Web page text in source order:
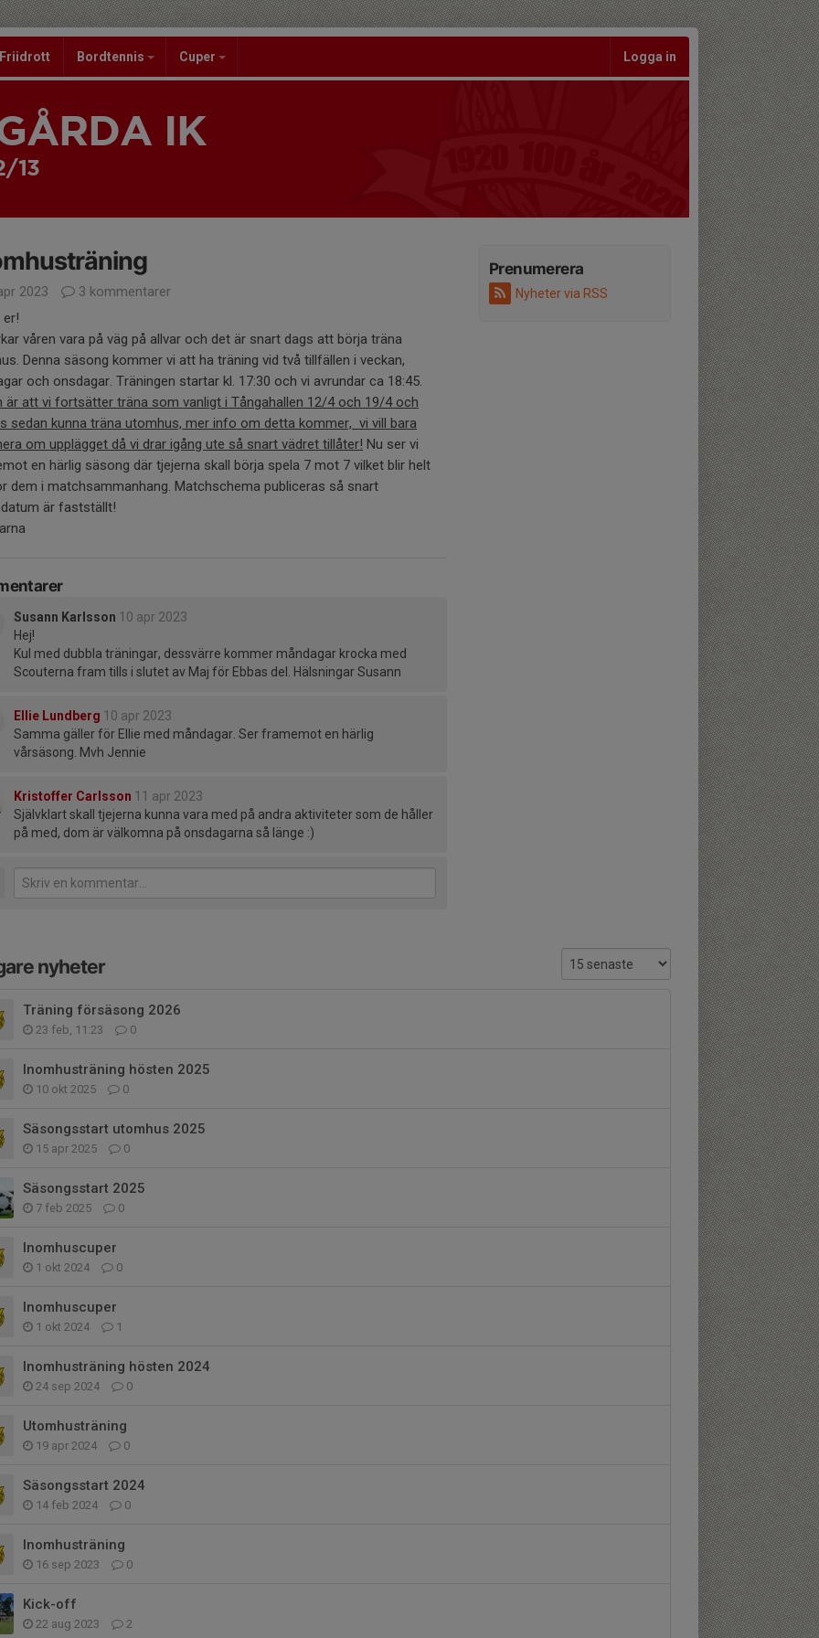
Friidrott Bordtennis Cuper Logga in
IK
13
Prenumerera
Nyheter via RSS
2023
3 kommentarer
er!
våren vara på väg på allvar och det är snart dags att börja träna
Denna säsong kommer vi att ha träning vid två tillfällen i veckan,
och onsdagar. Träningen startar kl. 17:30 och vi avrundar ca 18:45.
är att vi fortsätter träna som vanligt i Tångahallen 12/4 och 19/4 och
sedan kunna träna utomhus, mer info om detta kommer, vi vill bara
om upplägget då vi drar igång ute så snart vädret tillåter! Nu ser vi
en härlig säsong där tjejerna skall börja spela 7 mot 7 vilket blir helt
dem i matchsammanhang. Matchschema publiceras så snart
är fastställt!
Susann Karlsson 10 apr 2023
Hej!
Kul med dubbla träningar, dessvärre kommer måndagar krocka med
Scouterna fram tills i slutet av Maj för Ebbas del. Hälsningar Susann
Ellie Lundberg 10 apr 2023
Samma gäller för Ellie med måndagar. Ser framemot en härlig
vårsäsong. Mvh Jennie
Kristoffer Carlsson 11 apr 2023
Självklart skall tjejerna kunna vara med på andra aktiviteter som de håller
på med, dom är välkomna på onsdagarna så länge :)
nyheter
Träning försäsong 2026
23 feb, 11:23 0
Inomhusträning hösten 2025
10 okt 2025 0
Säsongsstart utomhus 2025
15 apr 2025 0
Säsongsstart 2025
7 feb 2025 0
Inomhuscuper
1 okt 2024 0
Inomhuscuper
1 okt 2024 1
Inomhusträning hösten 2024
24 sep 2024 0
Utomhusträning
19 apr 2024 0
Säsongsstart 2024
14 feb 2024 0
Inomhusträning
16 sep 2023 0
Kick-off
22 aug 2023 2